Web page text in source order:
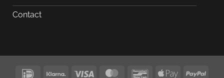
Contact
IDeal Klarna Visa MasterCardBancontactApple